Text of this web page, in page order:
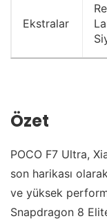
Ekstralar
Özet
POCO F7 Ultra,
son harikası
ve yüksek
Snapdragon 8